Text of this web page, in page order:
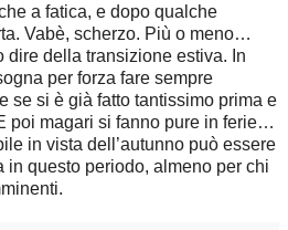
a fatica, e dopo qualche
Vabè, scherzo. Più o meno…
dire della transizione estiva. In
per forza fare sempre
se si è già fatto tantissimo prima e
poi magari si fanno pure in ferie…
in vista dell’autunno può essere
questo periodo, almeno per chi